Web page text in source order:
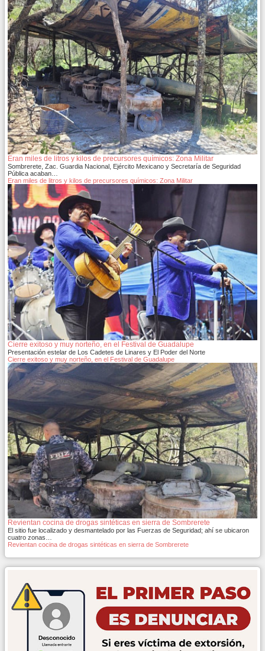
Eran miles de litros y kilos de precursores químicos: Zona Militar
Sombrerete, Zac. Guardia Nacional, Ejército Mexicano y Secretaría de Seguridad
Pública acaban…
Eran miles de litros y kilos de precursores químicos: Zona Militar
Cierre exitoso y muy norteño, en el Festival de Guadalupe
Presentación estelar de Los Cadetes de Linares y El Poder del Norte
Cierre exitoso y muy norteño, en el Festival de Guadalupe
Revientan cocina de drogas sintéticas en sierra de Sombrerete
El sitio fue localizado y desmantelado por las Fuerzas de Seguridad; ahí se ubicaron
cuatro zonas…
Revientan cocina de drogas sintéticas en sierra de Sombrerete